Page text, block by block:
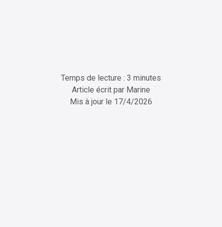
Temps de lecture : 3 minutes
Article écrit par Marine
Mis à jour le 17/4/2026